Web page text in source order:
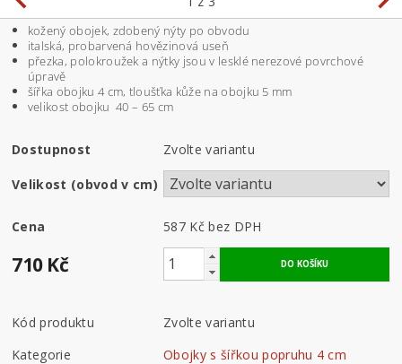
kožený obojek, zdobený nýty po obvodu
italská, probarvená hovězinová useň
přezka, polokroužek a nýtky jsou v lesklé nerezové povrchové
úpravě
šířka obojku 4 cm, tloušťka kůže na obojku 5 mm
velikost obojku 40 – 65 cm
Dostupnost Zvolte variantu
Velikost (obvod v cm)
Cena 587 Kč bez DPH
710 Kč
Kód produktu
Zvolte variantu
Kategorie
Obojky s šířkou popruhu 4 cm